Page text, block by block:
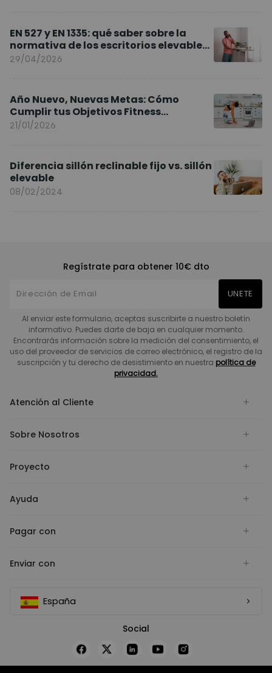
EN 527 y EN 1335: qué saber sobre la
normativa de los escritorios elevables
y sillas ergonómicas
29/04/2026
Año Nuevo, Nuevas Metas: Cómo
Cumplir tus Objetivos Fitness
Entrenando en Casa
21/01/2026
Diferencia sillón reclinable fijo vs. sillón
elevable
08/02/2024
Regístrate para obtener 10€ dto
UNETE
Al enviar este formulario, aceptas suscribirte a nuestro boletín
informativo. Puedes darte de baja en cualquier momento.
Encontrarás información sobre la medición del consentimiento, el
uso del proveedor de servicios de correo electrónico, el registro de la
suscripción y tu derecho de desistimiento en nuestra política de
privacidad.
Atención al Cliente
Sobre Nosotros
Proyecto
Ayuda
Pagar con
Enviar con
España
Social